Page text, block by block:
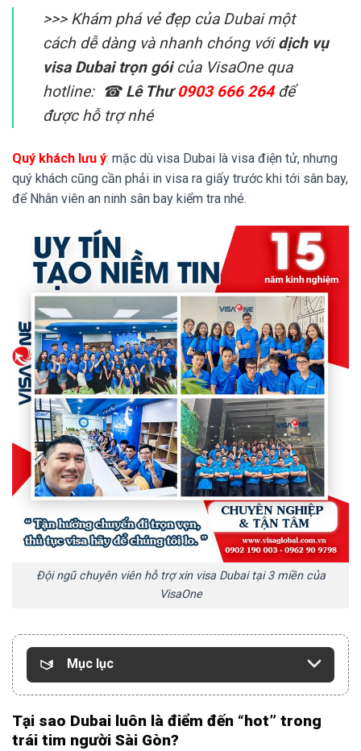
>>> Khám phá vẻ đẹp của Dubai một
cách dễ dàng và nhanh chóng vớidịch vụ
visa Dubai trọn góicủa VisaOne qua
hotline: ☎ Lê Thư 0903 666 264để
được hỗ trợ nhé
Quý khách lưu ý: mặc dù visa Dubai là visa điện tử, nhưng
quý khách cũng cần phải in visa ra giấy trước khi tới sân bay,
để Nhân viên an ninh sân bay kiểm tra nhé.
Đội ngũ chuyên viên hỗ trợ xin visa Dubai tại 3 miền của
VisaOne
Mục lục
Tại sao Dubai luôn là điểm đến “hot” trong
trái tim người Sài Gòn?